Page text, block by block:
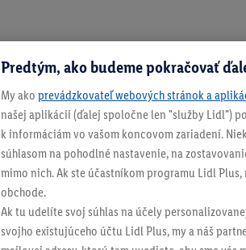
Predtým, ako budeme pokračovať
My ako prevádzkovateľ webových stránok a
našej aplikácii (ďalej spoločne len "služby Lidl")
k informáciám vo vašom koncovom zariadení.
súhlasom na pohodlné nastavenie, na
mimo nich. Ak ste účastníkom programu Lidl
obchode.
Ak tu udelíte svoj súhlas na účely
svojho existujúceho účtu Lidl Plus, my a náš